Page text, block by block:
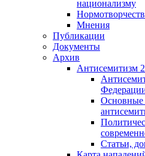
национализму
Мнения
Публикации
Документы
Архив
Антисемитизм
Основные
Статьи,